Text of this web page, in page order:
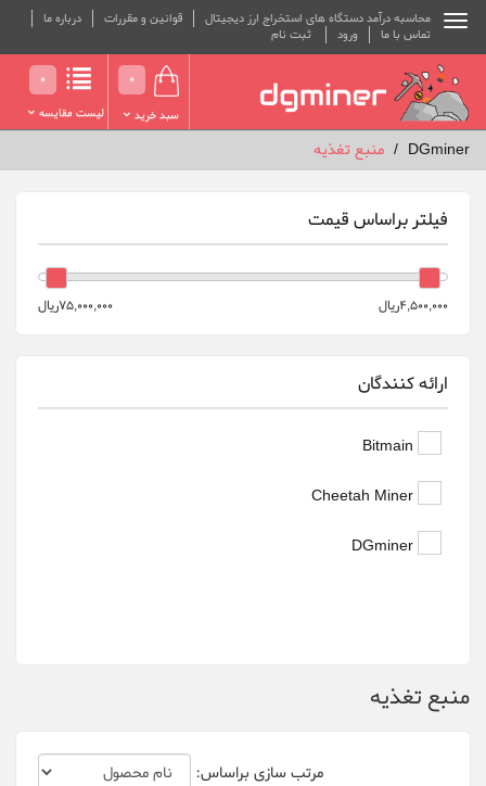
محاسبه درآمد دستگاه های استخراج ارز دیجیتال قوانین و مقررات
درباره ما
تماس با ما
ورود ثبت نام
0
سبد خرید
0
لیست مقایسه
DGminer منبع تغذیه
فیلتر براساس قیمت
4,500,000ريال 75,000,000ريال
ارائه کنندگان
منبع تغذیه
مرتب سازی براساس: